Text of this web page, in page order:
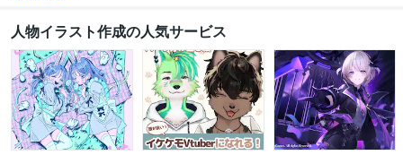
人物イラスト作成の人気サービス